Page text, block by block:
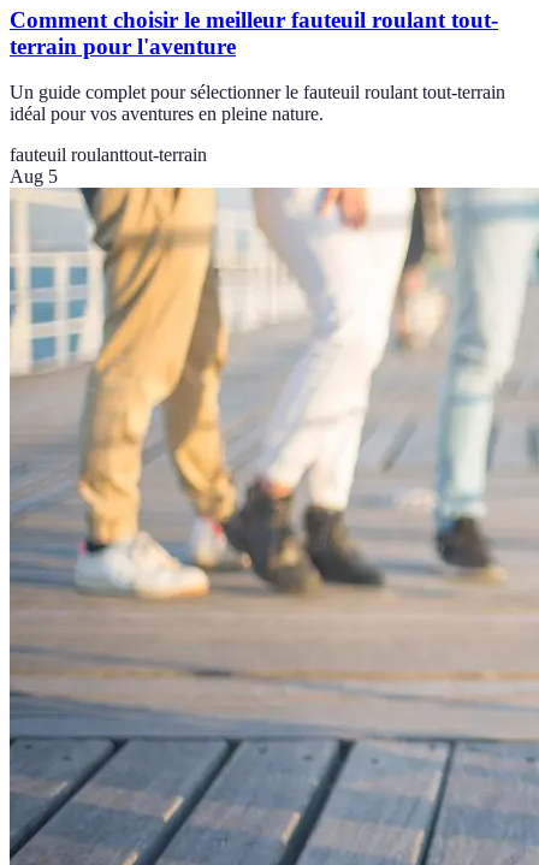
Comment choisir le meilleur fauteuil roulant tout-
terrain pour l'aventure
Un guide complet pour sélectionner le fauteuil roulant tout-terrain
idéal pour vos aventures en pleine nature.
fauteuil roulanttout-terrain
Aug 5